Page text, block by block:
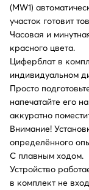
(MW1)
участок готовит
Часовая и
красного цвета.
Циферблат в
индивидуальном
Просто
напечатайте его
аккуратно
Внимание!
определённого
С плавным ходом.
Устройство
в комплект не